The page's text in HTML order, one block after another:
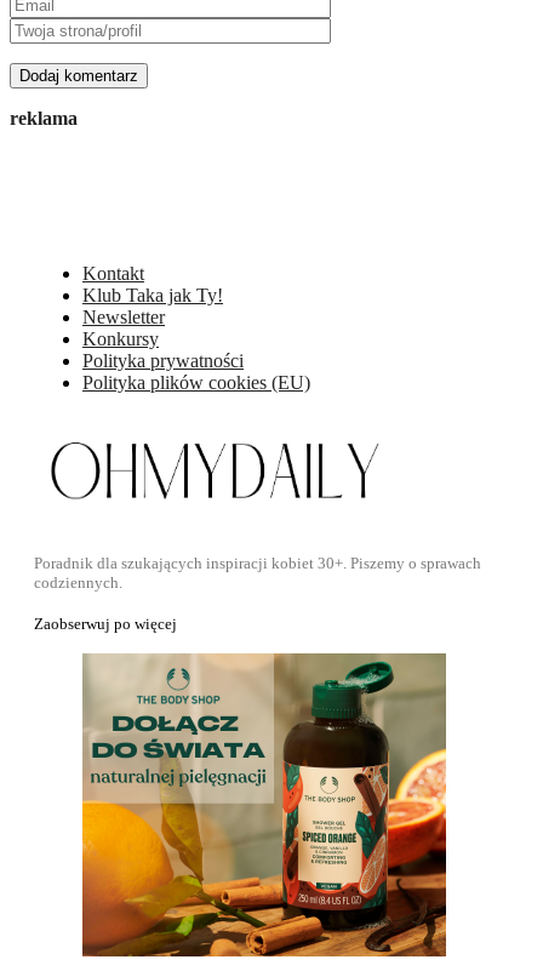
reklama
Kontakt
Klub Taka jak Ty!
Newsletter
Konkursy
Polityka prywatności
Polityka plików cookies (EU)
Poradnik dla szukających inspiracji kobiet 30+. Piszemy o sprawach
codziennych.
Zaobserwuj po więcej